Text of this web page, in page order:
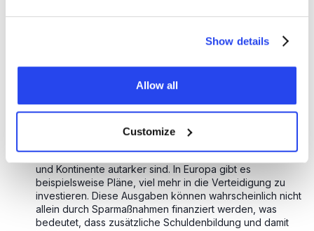
Show details
Allow all
Customize
Jahrzehnten auf der globalen geopolitischen Bühne eine
schwieriger ist, zu entscheiden, in welche Aktienmärkte
sie investieren möchten. Genau das macht eine Investition
in Gold ausattraktiver, weil das Edelmetall politisch und
wirtschaftlich unabhängig ist.
Dasgeopolitische Unsicherheitbedeutet, dass Länder
und Kontinente autarker sind. In Europa gibt es
beispielsweise Pläne, viel mehr in die Verteidigung zu
investieren. Diese Ausgaben können wahrscheinlich nicht
allein durch Sparmaßnahmen finanziert werden, was
bedeutet, dass zusätzliche Schuldenbildung und damit